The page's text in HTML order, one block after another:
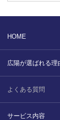
HOME
広陽が選ばれる理
よくある質問
サービス内容